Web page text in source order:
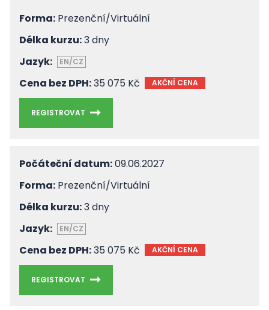
Forma: Prezenční/Virtuální
Délka kurzu:3 dny
Jazyk:
EN/CZ
Cena bez DPH:35 075 Kč AKČNÍ CENA
REGISTROVAT
Počáteční datum:09.06.2027
Forma: Prezenční/Virtuální
Délka kurzu:3 dny
Jazyk:
EN/CZ
Cena bez DPH:35 075 Kč AKČNÍ CENA
REGISTROVAT